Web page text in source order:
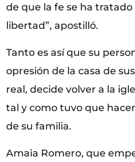
de que la fe se ha
libertad”, apostilló.
Tanto es así que su
opresión de la casa de
real, decide volver a la
tal y como tuvo que
de su familia.
Amaia Romero, que